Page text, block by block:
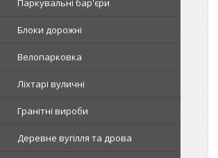
Паркувальні бар'єри
Блоки дорожні
Велопарковка
Ліхтарі вуличні
Гранітні вироби
Деревне вугілля та дрова